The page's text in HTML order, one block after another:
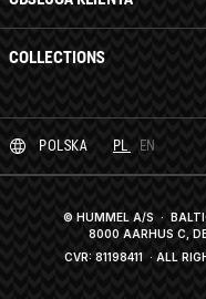
COLLECTIONS
POLSKA PL EN
© HUMMEL A/S ·
8000 AARHUS C,
CVR: 81198411 · ALL